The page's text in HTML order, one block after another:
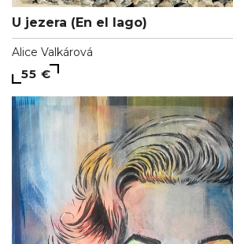
U jezera (En el lago)
Alice Valkárová
55 €